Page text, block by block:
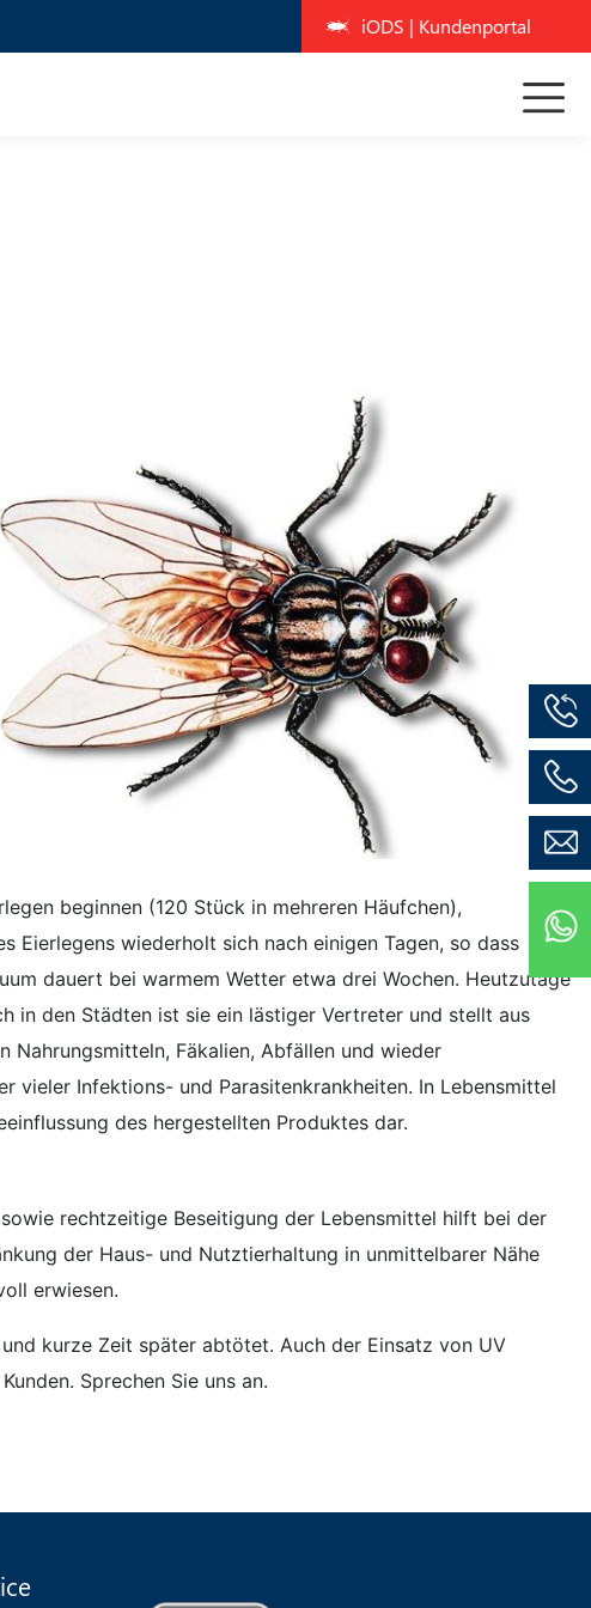
iODS | Kundenportal
beginnen (120 Stück in mehreren Häufchen),
Eierlegens wiederholt sich nach einigen Tagen, so dass
dauert bei warmem Wetter etwa drei Wochen. Heutzutage
in den Städten ist sie ein lästiger Vertreter und stellt aus
Nahrungsmitteln, Fäkalien, Abfällen und wieder
vieler Infektions- und Parasitenkrankheiten. In Lebensmittel
des hergestellten Produktes dar.
rechtzeitige Beseitigung der Lebensmittel hilft bei der
der Haus- und Nutztierhaltung in unmittelbarer Nähe
erwiesen.
kurze Zeit später abtötet. Auch der Einsatz von UV
Sprechen Sie uns an.